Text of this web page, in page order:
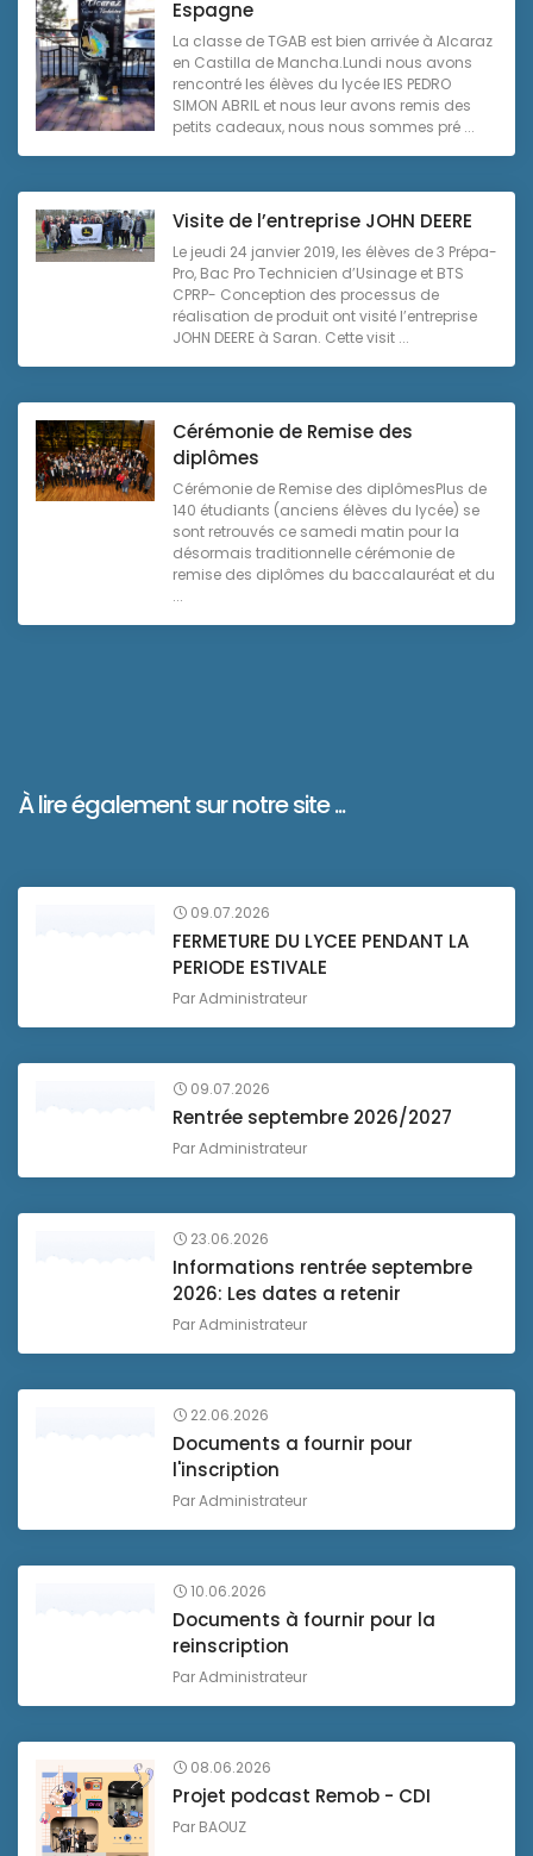
Espagne
La classe de TGAB est bien arrivée à Alcaraz
en Castilla de Mancha.Lundi nous avons
rencontré les élèves du lycée IES PEDRO
SIMON ABRIL et nous leur avons remis des
petits cadeaux, nous nous sommes pré ...
Visite de l’entreprise JOHN DEERE
Le jeudi 24 janvier 2019, les élèves de 3 Prépa-
Pro, Bac Pro Technicien d’Usinage et BTS
CPRP- Conception des processus de
réalisation de produit ont visité l’entreprise
JOHN DEERE à Saran. Cette visit ...
Cérémonie de Remise des
diplômes
Cérémonie de Remise des diplômesPlus de
140 étudiants (anciens élèves du lycée) se
sont retrouvés ce samedi matin pour la
désormais traditionnelle cérémonie de
remise des diplômes du baccalauréat et du
...
À lire également sur notre site ...
09.07.2026
FERMETURE DU LYCEE PENDANT LA
PERIODE ESTIVALE
ParAdministrateur
09.07.2026
Rentrée septembre 2026/2027
ParAdministrateur
23.06.2026
Informations rentrée septembre
2026: Les dates a retenir
ParAdministrateur
22.06.2026
Documents a fournir pour
l'inscription
ParAdministrateur
10.06.2026
Documents à fournir pour la
reinscription
ParAdministrateur
08.06.2026
Projet podcast Remob - CDI
Par BAOUZ